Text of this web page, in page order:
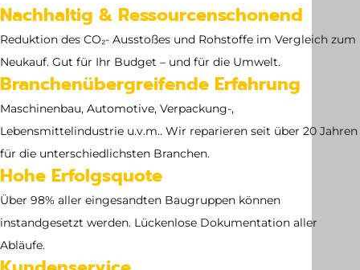
Abmessung
Nachhaltig & Ressourcenschonend
Reduktion des CO₂- Ausstoßes und Rohstoffe im Vergleich zum
Neukauf. Gut für Ihr Budget – und für die Umwelt.
Branchenübergreifende Erfahrung
Maschinenbau, Automotive, Verpackung-,
Lebensmittelindustrie u.v.m.. Wir reparieren seit über 20 Jahren
für die unterschiedlichsten Branchen.
Hohe Erfolgsquote
Über 98% aller eingesandten Baugruppen können
instandgesetzt werden. Lückenlose Dokumentation aller
Abläufe.